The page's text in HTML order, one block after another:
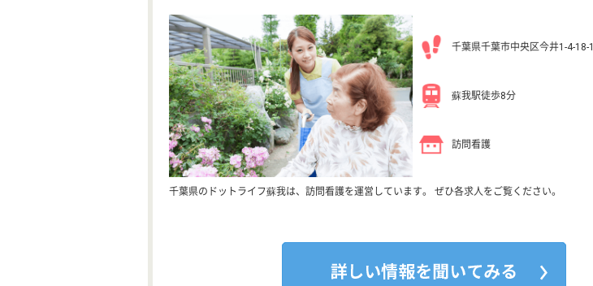
千葉県千葉市中央区今井1-4-18-1
蘇我駅徒歩8分
訪問看護
千葉県のドットライフ蘇我は、訪問看護を運営しています。 ぜひ各求人をご覧ください。